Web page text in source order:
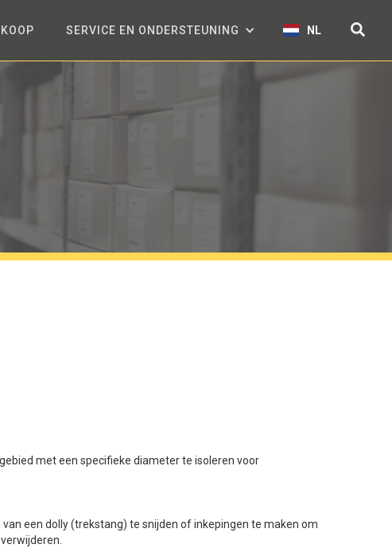
SERVICE EN ONDERSTEUNING NL
met een specifieke diameter te isoleren voor
een dolly (trekstang) te snijden of inkepingen te maken om